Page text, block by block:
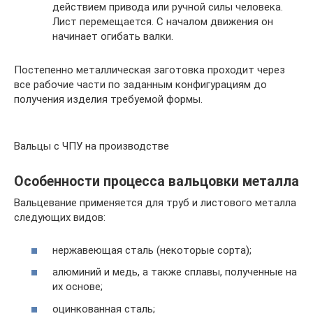
действием привода или ручной силы человека.
Лист перемещается. С началом движения он
начинает огибать валки.
Постепенно металлическая заготовка проходит через
все рабочие части по заданным конфигурациям до
получения изделия требуемой формы.
Вальцы с ЧПУ на производстве
Особенности процесса вальцовки металла
Вальцевание применяется для труб и листового металла
следующих видов:
нержавеющая сталь (некоторые сорта);
алюминий и медь, а также сплавы, полученные на
их основе;
оцинкованная сталь;